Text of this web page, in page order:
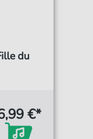
du
€*